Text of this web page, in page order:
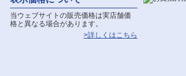
当ウェブサイトの販売価格は実店舗価
格と異なる場合があります。
>詳しくはこちら